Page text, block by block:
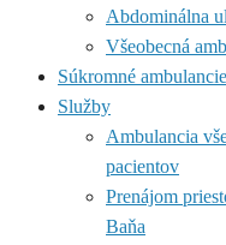
Abdominálna
Všeobecná
Súkromné ambulancie
Služby
Ambulancia
pacientov
Prenájom
Baňa